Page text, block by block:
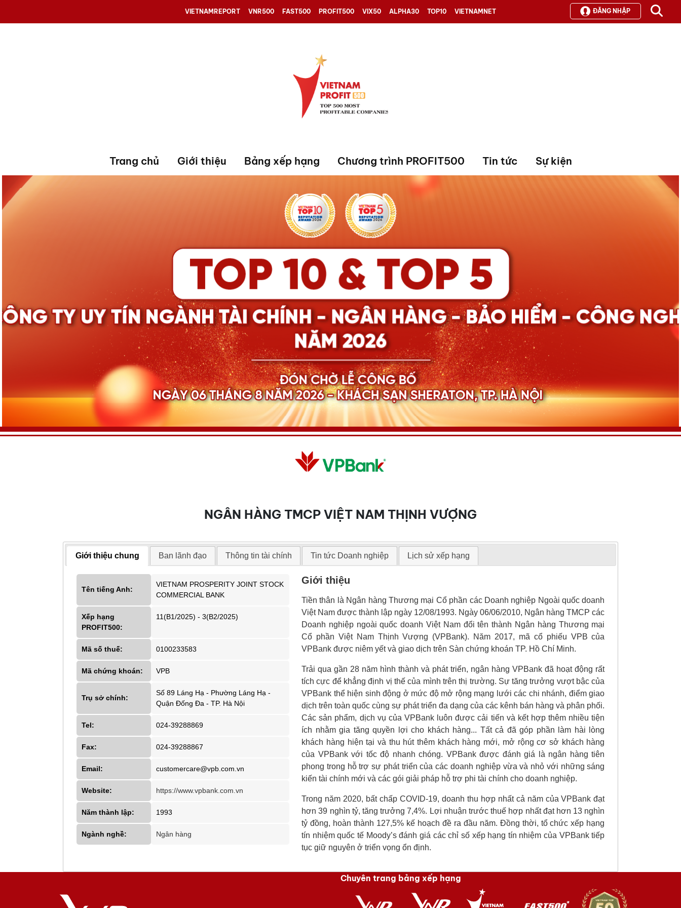
VIETNAMREPORT VNR500 FAST500 PROFIT500 VIX50 ALPHA30 TOP10 VIETNAMNET ĐĂNG NHẬP
Trang chủ Giới thiệu Bảng xếp hạng Chương trình PROFIT500 Tin tức Sự kiện
NGÂN HÀNG TMCP VIỆT NAM THỊNH VƯỢNG
Giới thiệu chung Ban lãnh đạo Thông tin tài chính Tin tức Doanh nghiệp Lịch sử xếp hạng
Tên tiếng Anh:
VIETNAM PROSPERITY JOINT STOCK
COMMERCIAL BANK
Xếp hạng
PROFIT500:
11(B1/2025) - 3(B2/2025)
Mã số thuế: 0100233583
Mã chứng khoán: VPB
Trụ sở chính:
Số 89 Láng Hạ - Phường Láng Hạ -
Quận Đống Đa - TP. Hà Nội
Tel: 024-39288869
Fax: 024-39288867
Email: customercare@vpb.com.vn
Website: https://www.vpbank.com.vn
Năm thành lập: 1993
Ngành nghề: Ngân hàng
Giới thiệu
Tiền thân là Ngân hàng Thương mại Cổ phần các Doanh nghiệp Ngoài quốc doanh
Việt Nam được thành lập ngày 12/08/1993. Ngày 06/06/2010, Ngân hàng TMCP các
Doanh nghiệp ngoài quốc doanh Việt Nam đổi tên thành Ngân hàng Thương mại
Cổ phần Việt Nam Thịnh Vượng (VPBank). Năm 2017, mã cổ phiếu VPB của
VPBank được niêm yết và giao dịch trên Sàn chứng khoán TP. Hồ Chí Minh.
Trải qua gần 28 năm hình thành và phát triển, ngân hàng VPBank đã hoạt động rất
tích cực để khẳng định vị thế của mình trên thị trường. Sự tăng trưởng vượt bậc của
VPBank thể hiện sinh động ở mức độ mở rộng mạng lưới các chi nhánh, điểm giao
dịch trên toàn quốc cùng sự phát triển đa dạng của các kênh bán hàng và phân phối.
Các sản phẩm, dịch vụ của VPBank luôn được cải tiến và kết hợp thêm nhiều tiện
ích nhằm gia tăng quyền lợi cho khách hàng... Tất cả đã góp phần làm hài lòng
khách hàng hiện tại và thu hút thêm khách hàng mới, mở rộng cơ sở khách hàng
của VPBank với tốc độ nhanh chóng. VPBank được đánh giá là ngân hàng tiên
phong trong hỗ trợ sự phát triển của các doanh nghiệp vừa và nhỏ với những sáng
kiến tài chính mới và các gói giải pháp hỗ trợ phi tài chính cho doanh nghiệp.
Trong năm 2020, bất chấp COVID-19, doanh thu hợp nhất cả năm của VPBank đạt
hơn 39 nghìn tỷ, tăng trưởng 7,4%. Lợi nhuận trước thuế hợp nhất đạt hơn 13 nghìn
tỷ đồng, hoàn thành 127,5% kế hoạch đề ra đầu năm. Đồng thời, tổ chức xếp hạng
tín nhiệm quốc tế Moody’s đánh giá các chỉ số xếp hạng tín nhiệm của VPBank tiếp
tục giữ nguyên ở triển vọng ổn định.
Chuyên trang bảng xếp hạng